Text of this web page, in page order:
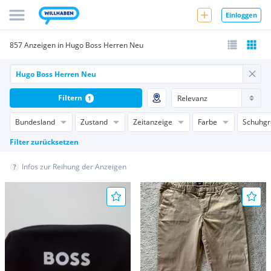
Einloggen
857 Anzeigen in Hugo Boss Herren Neu
Bundesland Zustand Zeitanzeige Farbe
Filter zurücksetzen
Filtern 1
Infos zur Reihung der Anzeigen